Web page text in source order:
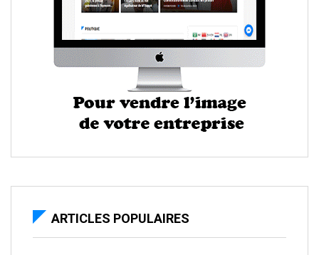
ARTICLES POPULAIRES